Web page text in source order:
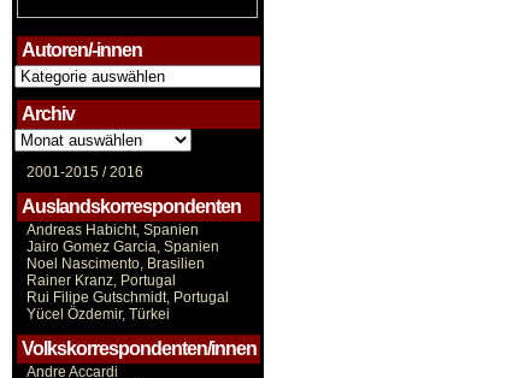
Autoren/-innen
Autoren/-
innen
Archiv
Archiv
2001-2015 /2016
Auslandskorrespondenten
Andreas Habicht, Spanien
Jairo Gomez Garcia, Spanien
Noel Nascimento, Brasilien
Rainer Kranz, Portugal
Rui Filipe Gutschmidt, Portugal
Yücel Özdemir, Türkei
Volkskorrespondenten/innen
Andre Accardi